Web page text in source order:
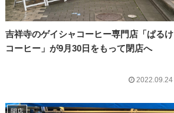
吉祥寺のゲイシャコーヒー専門店「ぱるけ
コーヒー」が9月30日をもって閉店へ
2022.09.24
開店